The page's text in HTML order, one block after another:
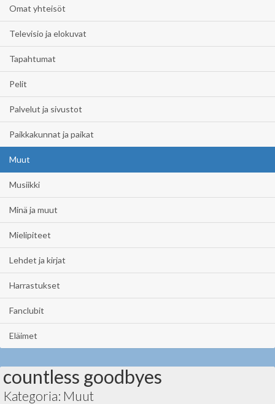
Omat yhteisöt
Televisio ja elokuvat
Tapahtumat
Pelit
Palvelut ja sivustot
Paikkakunnat ja paikat
Muut
Musiikki
Minä ja muut
Mielipiteet
Lehdet ja kirjat
Harrastukset
Fanclubit
Eläimet
countless goodbyes
Kategoria: Muut